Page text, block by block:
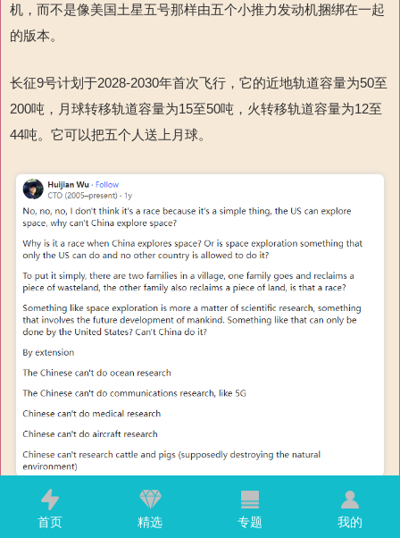
机，而不是像美国土星五号那样由五个小推力发动机捆绑在一起
的版本。
长征9号计划于2028-2030年首次飞行，它的近地轨道容量为50至
200吨，月球转移轨道容量为15至50吨，火转移轨道容量为12至
44吨。它可以把五个人送上月球。
首页 精选 专题 我的